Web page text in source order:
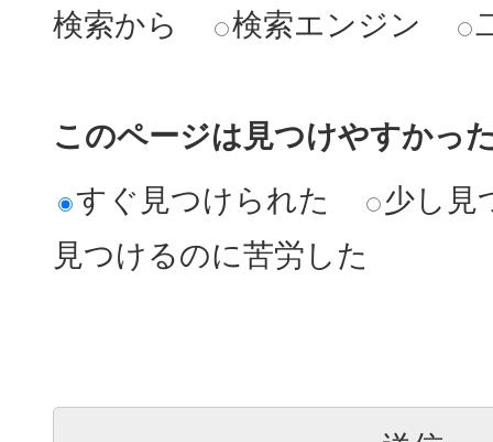
検索から
検索エンジン
このページは見つけやすかっ
すぐ見つけられた
少し見
見つけるのに苦労した